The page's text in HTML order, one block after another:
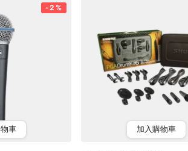
-2%
車 加入購物車